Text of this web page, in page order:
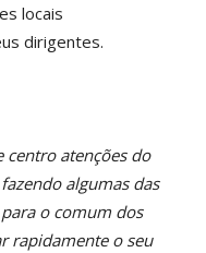
locais
dirigentes.
centro atenções do
algumas das
o comum dos
rapidamente o seu